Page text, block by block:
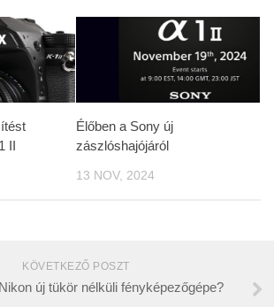
Élőben a Sony új
zászlóshajójáról
13 NOV, 2024
KÖVETKEZŐ POSZT
új tükör nélküli fényképezőgépe?